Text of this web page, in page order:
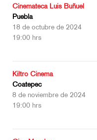
Cinemateca Luis Buñuel
Puebla
18 de octubre de 2024
19:00 hrs
Kiltro Cinema
Coatepec
8 de noviembre de 2024
19:00 hrs